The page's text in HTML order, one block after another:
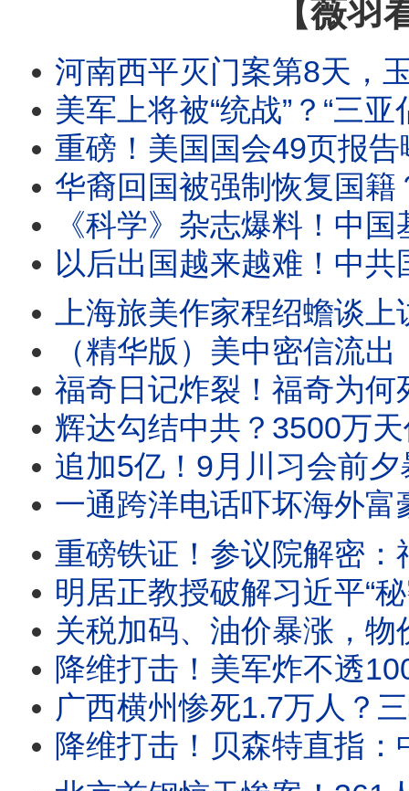
【薇羽
河南西平灭门案第8天，玉米地演绎“官民大战”；伊维菌素
美军上将被“统战”？“三亚倡议”十五年暗线：华为顾
重磅！美国国会49页报告曝光！中共如何监听到川普
华裔回国被强制恢复国籍？年轻人小红书发问
《科学》杂志爆料！中国基因编辑致死六岁女童黑幕
以后出国越来越难！中共国务院出台新规，全
上海旅美作家程绍蟾谈上访见闻：上海人上访有多难
（精华版）美中密信流出！达萨克手把手教石正丽公关；解密
福奇日记炸裂！福奇为何死守沉默？1100页私人日记与特
辉达勾结中共？3500万天价晶片案大曝光！卷10亿
追加5亿！9月川习会前夕暴风雨！数亿美金砸
一通跨洋电话吓坏海外富豪！中共追缴离岸信托，全球天眼
重磅铁证！参议院解密：福奇秘密潜入CIA，DEFUSE蓝图背后
明居正教授破解习近平“秘密议程”！百年变局
关税加码、油价暴涨，物价会持续上涨吗？中共逼没钱人消费有多荒
降维打击！美军炸不透100米花岗岩？川普点名伊朗“镐山”！
广西横州惨死1.7万人？三峡溃坝模拟：6小时抹平宜昌，
降维打击！贝森特直指：中共AI是头号国安威胁！当场